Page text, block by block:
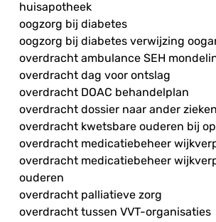
huisapotheek
oogzorg bij diabetes
oogzorg bij diabetes verwijzing
overdracht ambulance SEH
overdracht dag voor ontslag
overdracht DOAC behandelplan
overdracht dossier naar ander
overdracht kwetsbare ouderen bij
overdracht medicatiebeheer
overdracht medicatiebeheer
ouderen
overdracht palliatieve zorg
overdracht tussen VVT-organisaties